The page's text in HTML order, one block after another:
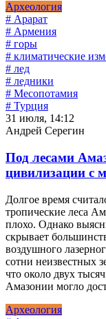
Археология
# Арарат
# Армения
# горы
# климатические
# лед
# ледники
# Месопотамия
# Турция
31 июля, 14:12
Андрей Серегин
Под лесами
цивилизации с
Долгое время
тропические леса
плохо. Однако
скрывает
воздушного
сотни неизвестных
что около двух
Амазонии могло
Археология